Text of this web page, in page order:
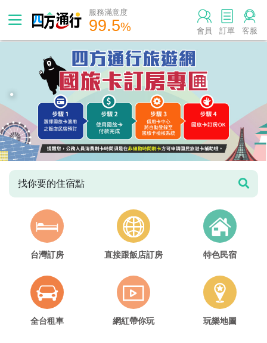
服務滿意度
99.5% 會員 訂單 客服
.
找你要的住宿點
台灣訂房 直接跟飯店訂房 特色民宿
全台租車 網紅帶你玩 玩樂地圖